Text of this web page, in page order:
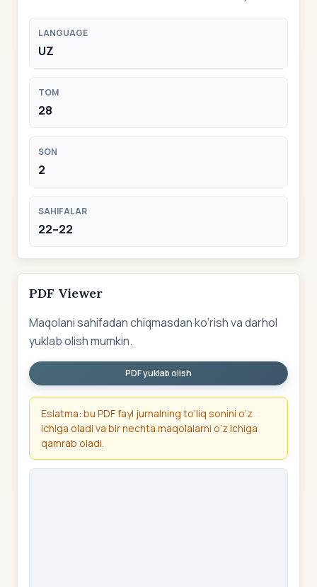
LANGUAGE
UZ
TOM
28
SON
2
SAHIFALAR
22–22
PDF Viewer
Maqolani sahifadan chiqmasdan ko‘rish va darhol
yuklab olish mumkin.
PDF yuklab olish
Eslatma: bu PDF fayl jurnalning to‘liq sonini o‘z
ichiga oladi va bir nechta maqolalarni o‘z ichiga
qamrab oladi.